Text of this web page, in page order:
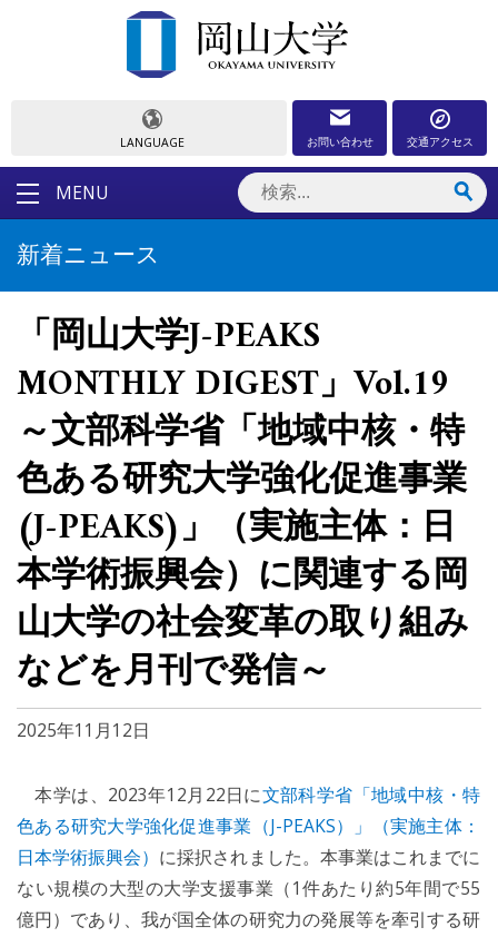
LANGUAGE お問い合わせ 交通アクセス
MENU
新着ニュース
「岡山大学J-PEAKS
MONTHLY DIGEST」Vol.19
～文部科学省「地域中核・特
色ある研究大学強化促進事業
(J-PEAKS)」（実施主体：日
本学術振興会）に関連する岡
山大学の社会変革の取り組み
などを月刊で発信～
2025年11月12日
本学は、2023年12月22日に文部科学省「地域中核・特
色ある研究大学強化促進事業（J-PEAKS）」（実施主体：
日本学術振興会） に採択されました。本事業はこれまでに
ない規模の大型の大学支援事業（1件あたり約5年間で55
億円）であり、我が国全体の研究力の発展等を牽引する研